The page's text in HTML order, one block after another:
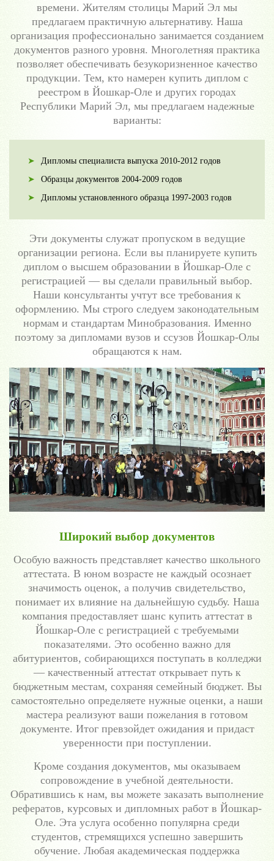
времени. Жителям столицы Марий Эл мы
предлагаем практичную альтернативу. Наша
организация профессионально занимается созданием
документов разного уровня. Многолетняя практика
позволяет обеспечивать безукоризненное качество
продукции. Тем, кто намерен купить диплом с
реестром в Йошкар-Оле и других городах
Республики Марий Эл, мы предлагаем надежные
варианты:
Дипломы специалиста выпуска 2010-2012 годов
Образцы документов 2004-2009 годов
Дипломы установленного образца 1997-2003 годов
Эти документы служат пропуском в ведущие
организации региона. Если вы планируете купить
диплом о высшем образовании в Йошкар-Оле с
регистрацией — вы сделали правильный выбор.
Наши консультанты учтут все требования к
оформлению. Мы строго следуем законодательным
нормам и стандартам Минобразования. Именно
поэтому за дипломами вузов и ссузов Йошкар-Олы
обращаются к нам.
Широкий выбор документов
Особую важность представляет качество школьного
аттестата. В юном возрасте не каждый осознает
значимость оценок, а получив свидетельство,
понимает их влияние на дальнейшую судьбу. Наша
компания предоставляет шанс купить аттестат в
Йошкар-Оле с регистрацией с требуемыми
показателями. Это особенно важно для
абитуриентов, собирающихся поступать в колледжи
— качественный аттестат открывает путь к
бюджетным местам, сохраняя семейный бюджет. Вы
самостоятельно определяете нужные оценки, а наши
мастера реализуют ваши пожелания в готовом
документе. Итог превзойдет ожидания и придаст
уверенности при поступлении.
Кроме создания документов, мы оказываем
сопровождение в учебной деятельности.
Обратившись к нам, вы можете заказать выполнение
рефератов, курсовых и дипломных работ в Йошкар-
Оле. Эта услуга особенно популярна среди
студентов, стремящихся успешно завершить
обучение. Любая академическая поддержка